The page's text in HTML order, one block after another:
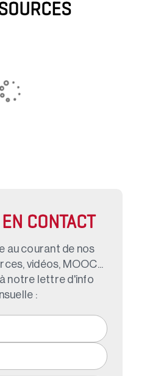
CONTACT
au courant de nos
vidéos, MOOC...
notre lettre d'info
: